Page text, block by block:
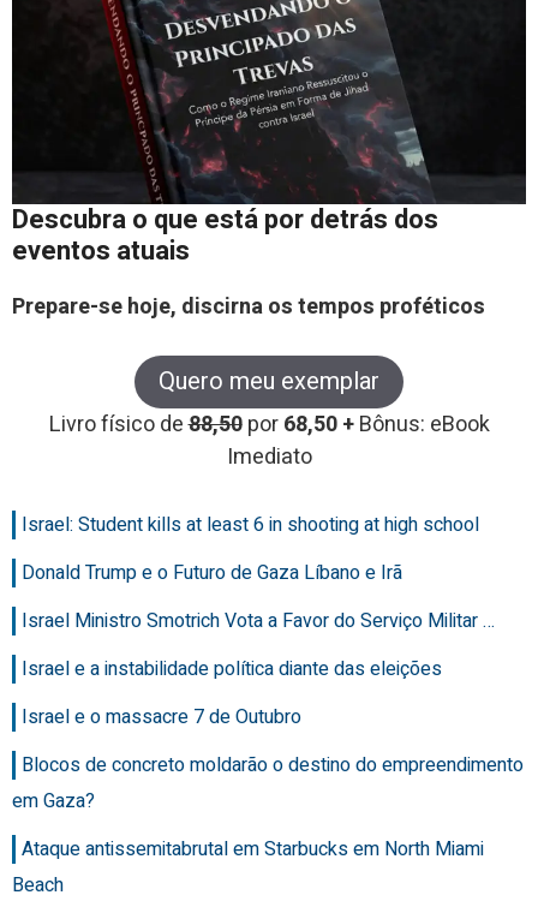
Descubra o que está por detrás dos
eventos atuais
Prepare-se hoje, discirna os tempos proféticos
Quero meu exemplar
Livro físico de88,50 por68,50 +Bônus: eBook
Imediato
Israel: Student kills at least 6 in shooting at high school
Donald Trump e o Futuro de Gaza Líbano e Irã
Israel Ministro Smotrich Vota a Favor do Serviço Militar …
Israel e a instabilidade política diante das eleições
Israel e o massacre 7 de Outubro
Blocos de concreto moldarão o destino do empreendimento
em Gaza?
Ataque antissemitabrutal em Starbucks em North Miami
Beach